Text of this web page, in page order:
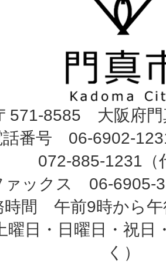
市
Kadoma
City
571-8585 大阪府門
話番号 06-6902-
072-885-1231（
ァックス 06-6905-
時間 午前9時から午
曜日・日曜日・祝日
く）